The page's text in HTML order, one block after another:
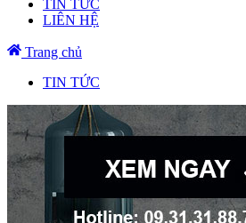
TIN TỨC
LIÊN HỆ
Trang chủ
TIN TỨC